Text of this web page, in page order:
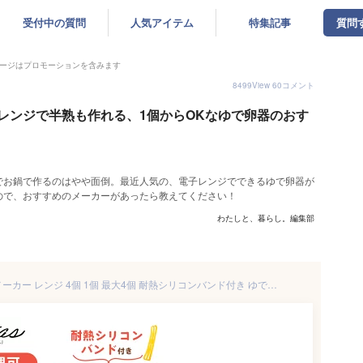
受付中の質問 人気アイテム 特集記事 質問
ジはプロモーションを含みます
8499View 60コメント
ンジで半熟も作れる、1個からOKなゆで卵器のおす
鍋で作るのはやや面倒。最近人気の、電子レンジでできるゆで卵器が
、おすすめのメーカーがあったら教えてください！
わたしと、暮らし。編集部